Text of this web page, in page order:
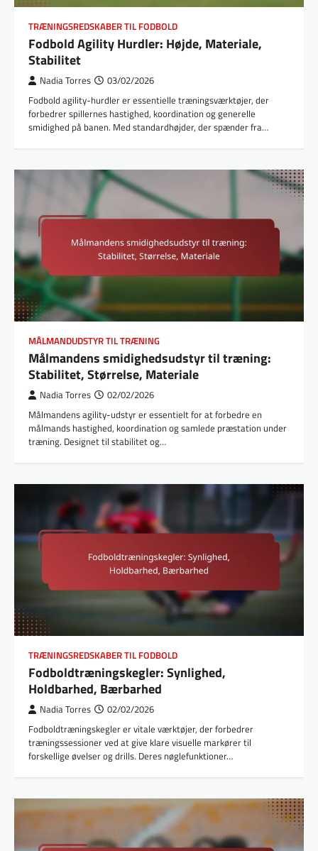
TRÆNINGSREDSKABER TIL FODBOLD
Fodbold Agility Hurdler: Højde, Materiale,
Stabilitet
Nadia Torres 03/02/2026
Fodbold agility-hurdler er essentielle træningsværktøjer, der
forbedrer spillernes hastighed, koordination og generelle
smidighed på banen. Med standardhøjder, der spænder fra…
MÅLMANDUDSTYR TIL TRÆNING
Målmandens smidighedsudstyr til træning:
Stabilitet, Størrelse, Materiale
Nadia Torres 02/02/2026
Målmandens agility-udstyr er essentielt for at forbedre en
målmands hastighed, koordination og samlede præstation under
træning. Designet til stabilitet og…
TRÆNINGSREDSKABER TIL FODBOLD
Fodboldtræningskegler: Synlighed,
Holdbarhed, Bærbarhed
Nadia Torres 02/02/2026
Fodboldtræningskegler er vitale værktøjer, der forbedrer
træningssessioner ved at give klare visuelle markører til
forskellige øvelser og drills. Deres nøglefunktioner…